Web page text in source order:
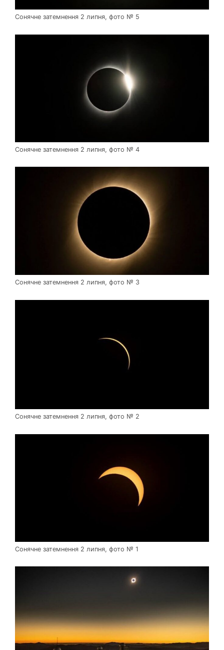
Сонячне затемнення 2 липня, фото № 5
Сонячне затемнення 2 липня, фото № 4
Сонячне затемнення 2 липня, фото № 3
Сонячне затемнення 2 липня, фото № 2
Сонячне затемнення 2 липня, фото № 1